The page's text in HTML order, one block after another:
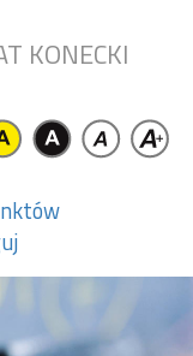
KONECKI